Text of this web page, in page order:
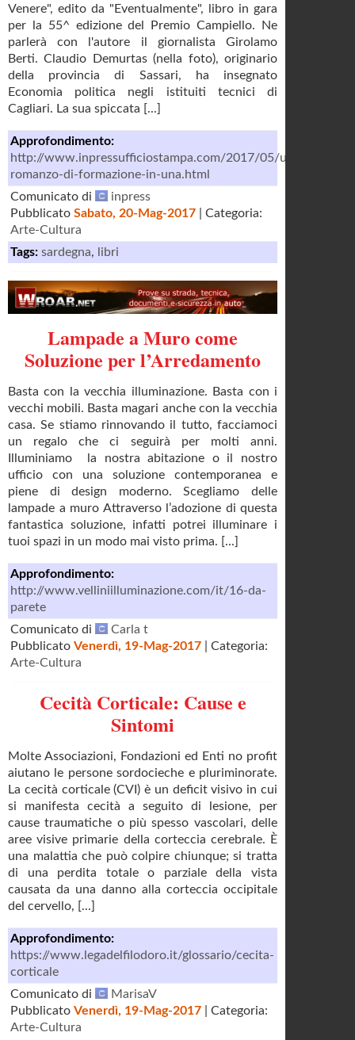
Venere", edito da "Eventualmente", libro in gara
per la 55^ edizione del Premio Campiello. Ne
parlerà con l'autore il giornalista Girolamo
Berti. Claudio Demurtas (nella foto), originario
della provincia di Sassari, ha insegnato
Economia politica negli istituiti tecnici di
Cagliari. La sua spiccata [...]
Approfondimento:
http://www.inpressufficiostampa.com/2017/05/un-
romanzo-di-formazione-in-una.html
Comunicato di
inpress
Pubblicato Sabato, 20-Mag-2017 | Categoria:
Arte-Cultura
Tags: sardegna, libri
Lampade a Muro come
Soluzione per l’Arredamento
Basta con la vecchia illuminazione. Basta con i
vecchi mobili. Basta magari anche con la vecchia
casa. Se stiamo rinnovando il tutto, facciamoci
un regalo che ci seguirà per molti anni.
Illuminiamo la nostra abitazione o il nostro
ufficio con una soluzione contemporanea e
piene di design moderno. Scegliamo delle
lampade a muro Attraverso l’adozione di questa
fantastica soluzione, infatti potrei illuminare i
tuoi spazi in un modo mai visto prima. [...]
Approfondimento:
http://www.velliniilluminazione.com/it/16-da-
parete
Comunicato di
Carla t
Pubblicato Venerdì, 19-Mag-2017 | Categoria:
Arte-Cultura
Cecità Corticale: Cause e
Sintomi
Molte Associazioni, Fondazioni ed Enti no profit
aiutano le persone sordocieche e pluriminorate.
La cecità corticale (CVI) è un deficit visivo in cui
si manifesta cecità a seguito di lesione, per
cause traumatiche o più spesso vascolari, delle
aree visive primarie della corteccia cerebrale. È
una malattia che può colpire chiunque; si tratta
di una perdita totale o parziale della vista
causata da una danno alla corteccia occipitale
del cervello, [...]
Approfondimento:
https://www.legadelfilodoro.it/glossario/cecita-
corticale
Comunicato di
MarisaV
Pubblicato Venerdì, 19-Mag-2017 | Categoria:
Arte-Cultura